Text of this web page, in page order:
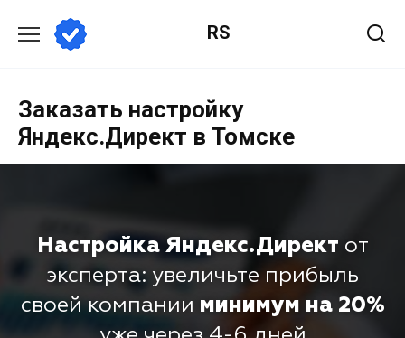
RS
Заказать настройку
Яндекс.Директ в Томске
Настройка Яндекс.Директ от
эксперта: увеличьте прибыль
своей компании минимум на 20%